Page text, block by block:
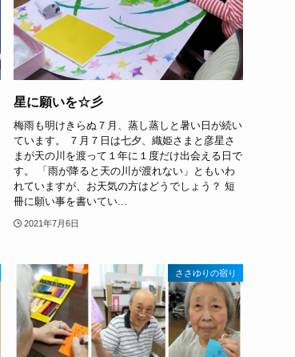
星に願いを☆彡
梅雨も明けきらぬ７月、蒸し蒸しと暑い日が続い
ています。 ７月７日は七夕、織姫さまと彦星さ
まが天の川を渡って１年に１度だけ出会える日で
す。 「雨が降ると天の川が渡れない」ともいわ
れていますが、お天気の方はどうでしょう？ 短
冊に願い事を書いてい...
2021年7月6日
ささゆりの宿り